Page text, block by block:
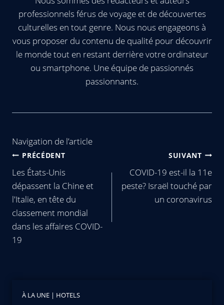
professionnels férus de voyage et de découvertes
culturelles en tout genre. Nous nous engageons à
vous proposer du contenu de qualité pour découvrir
le monde tout en restant derrière votre ordinateur
ou smartphone. Une équipe de passionnés
passionnants.
Navigation de l’article
PRÉCÉDENT
Les États-Unis
dépassent la Chine et
l'Italie, en tête du
classement mondial
dans les affaires COVID-
19
SUIVANT
COVID-19 est-il la 11e
peste? Israël touché par
un coronavirus
À LA UNE | HOTELS